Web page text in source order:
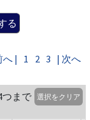
る
へ | 1 2 3 | 次へ
まで
選択をクリア